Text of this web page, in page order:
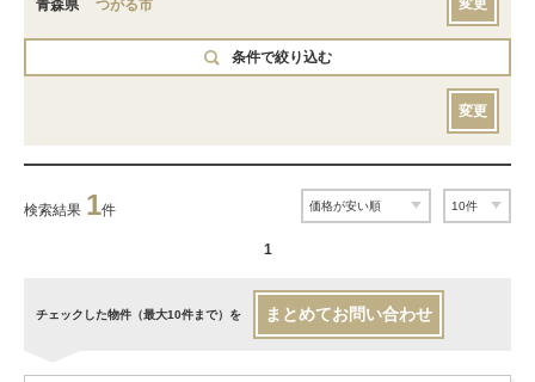
青森県 つがる市 変更
条件で絞り込む
変更
検索結果 1件
1
チェックした物件（最大10件まで）を まとめてお問い合わせ